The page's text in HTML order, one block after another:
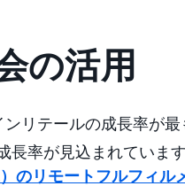
の活用
リテールの成長率が
率が見込まれています
のリモートフルフィル